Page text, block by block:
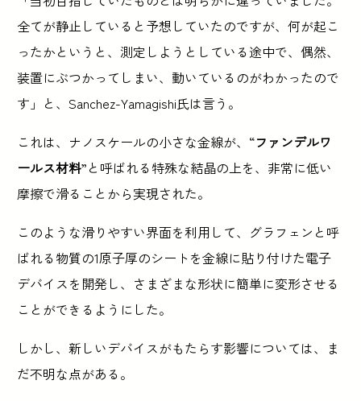
全てが静止していると予想していたのですが、何が起こ
ったかというと、測定しようとしている途中で、偶然、
装置にぶつかってしまい、動いているのがわかったので
す」と、Sanchez-Yamagishi氏は言う。
これは、ナノスケールの小さな金線が、“ファンデルワ
ールス材料”と呼ばれる特殊な結晶の上を、非常に低い
摩擦で滑ることから実現された。
このような滑りやすい界面を利用して、グラフェンと呼
ばれる物質の1原子厚のシートを金線に貼り付けた電子
デバイスを開発し、さまざまな形状に簡単に変形させる
ことができるようにした。
しかし、新しいデバイスがもたらす影響については、ま
だ不明な点がある。